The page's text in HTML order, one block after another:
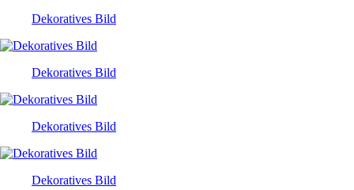
Dekoratives Bild
Dekoratives Bild
Dekoratives Bild
Dekoratives Bild